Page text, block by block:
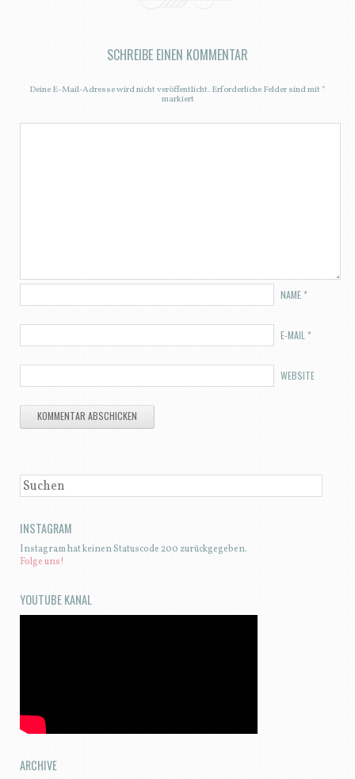
SCHREIBE EINEN KOMMENTAR
Deine E-Mail-Adresse wird nicht veröffentlicht. Erforderliche Felder sind mit*
markiert
NAME*
E-MAIL *
WEBSITE
SUCHEN
INSTAGRAM
Instagram hat keinen Statuscode 200 zurückgegeben.
Folge uns!
YOUTUBE KANAL
ARCHIVE